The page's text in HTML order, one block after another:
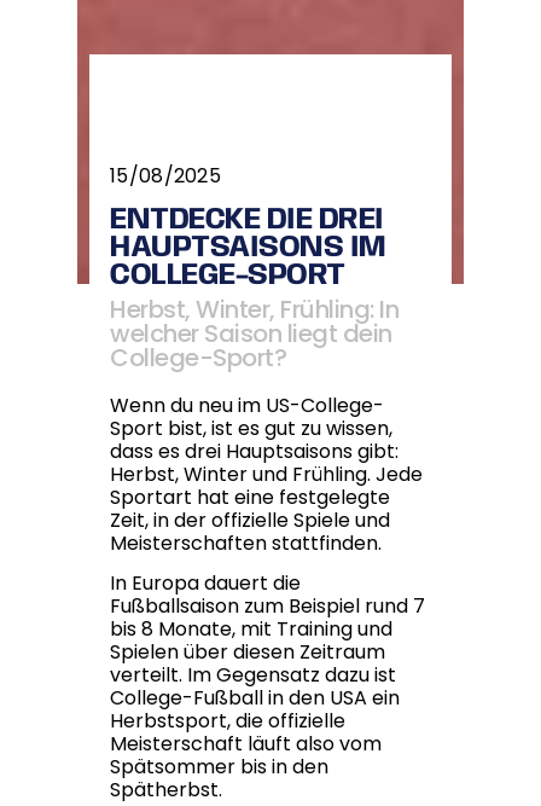
15/08/2025
ENTDECKE DIE DREI
HAUPTSAISONS IM
COLLEGE-SPORT
Herbst, Winter, Frühling: In
welcher Saison liegt dein
College-Sport?
Wenn du neu im US-College-
Sport bist, ist es gut zu wissen,
dass es drei Hauptsaisons gibt:
Herbst, Winter und Frühling. Jede
Sportart hat eine festgelegte
Zeit, in der offizielle Spiele und
Meisterschaften stattfinden.
In Europa dauert die
Fußballsaison zum Beispiel rund 7
bis 8 Monate, mit Training und
Spielen über diesen Zeitraum
verteilt. Im Gegensatz dazu ist
College-Fußball in den USA ein
Herbstsport, die offizielle
Meisterschaft läuft also vom
Spätsommer bis in den
Spätherbst.